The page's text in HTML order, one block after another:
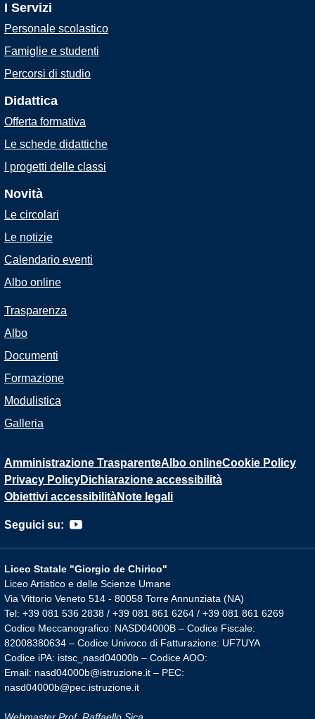
I Servizi
Personale scolastico
Famiglie e studenti
Percorsi di studio
Didattica
Offerta formativa
Le schede didattiche
I progetti delle classi
Novità
Le circolari
Le notizie
Calendario eventi
Albo online
Trasparenza
Albo
Documenti
Formazione
Modulistica
Galleria
Amministrazione TrasparenteAlbo onlineCookie Policy
Privacy PolicyDichiarazione accessibilità
Obiettivi accessibilitàNote legali
Seguici su:
Liceo Statale "Giorgio de Chirico"
Liceo Artistico e delle Scienze Umane
Via Vittorio Veneto 514 - 80058 Torre Annunziata (NA)
Tel: +39 081 536 2838 / +39 081 861 6264 / +39 081 861 6269
Codice Meccanografico: NASD04000B – Codice Fiscale:
82008380634 – Codice Univoco di Fatturazione: UF7UYA
Codice iPA: istsc_nasd04000b – Codice AOO:
Email: nasd04000b@istruzione.it – PEC:
nasd04000b@pec.istruzione.it